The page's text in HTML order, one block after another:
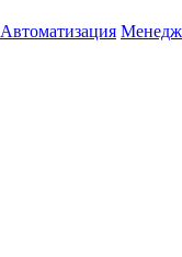
Автоматизация